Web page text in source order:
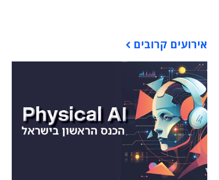
אירועים קרובים